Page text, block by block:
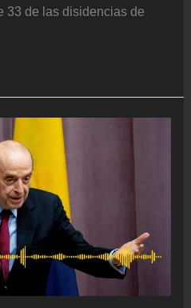
33 de las disidencias de